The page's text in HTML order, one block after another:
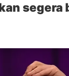
segera